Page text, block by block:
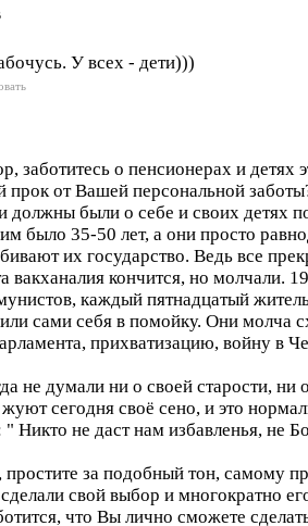
У всех - дети)))
заботитесь о пенсионерах и детях
прок от Вашей персональной
были о себе и своих детях
было 35-50 лет, а они просто
их государство. Ведь все
вакханалия кончится, но молчали.
каждый пятнадцатый
сами себя в помойку. Они молча
прихватизацию, войну в
не думали ни о своей старости, ни
сегодня своё сено, и это
Никто не даст нам избавленья, не
за подобный тон, самому
свой выбор и многократно
что Вы лично сможете